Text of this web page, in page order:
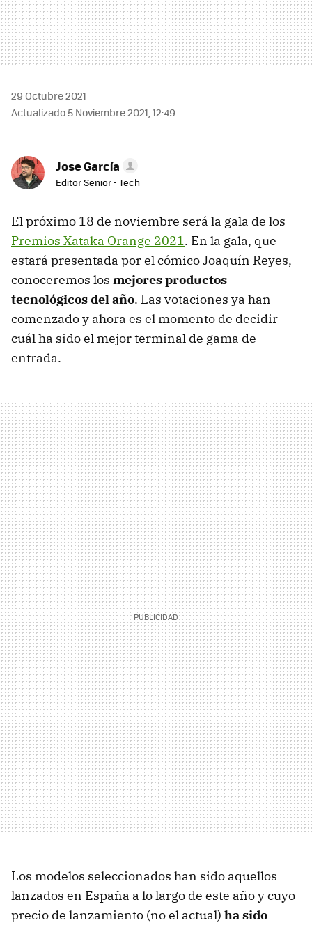
29 Octubre 2021
Actualizado 5 Noviembre 2021, 12:49
Jose García
Editor Senior - Tech
El próximo 18 de noviembre será la gala de los
Premios Xataka Orange 2021. En la gala, que
estará presentada por el cómico Joaquín Reyes,
conoceremos los mejores productos
tecnológicos del año. Las votaciones ya han
comenzado y ahora es el momento de decidir
cuál ha sido el mejor terminal de gama de
entrada.
Los modelos seleccionados han sido aquellos
lanzados en España a lo largo de este año y cuyo
precio de lanzamiento (no el actual) ha sido